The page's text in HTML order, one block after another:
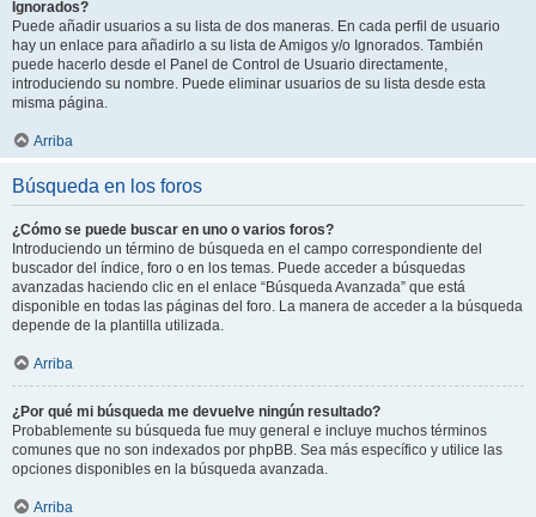
Ignorados?
Puede añadir usuarios a su lista de dos maneras. En cada perfil de usuario
hay un enlace para añadirlo a su lista de Amigos y/o Ignorados. También
puede hacerlo desde el Panel de Control de Usuario directamente,
introduciendo su nombre. Puede eliminar usuarios de su lista desde esta
misma página.
Arriba
Búsqueda en los foros
¿Cómo se puede buscar en uno o varios foros?
Introduciendo un término de búsqueda en el campo correspondiente del
buscador del índice, foro o en los temas. Puede acceder a búsquedas
avanzadas haciendo clic en el enlace “Búsqueda Avanzada” que está
disponible en todas las páginas del foro. La manera de acceder a la búsqueda
depende de la plantilla utilizada.
Arriba
¿Por qué mi búsqueda me devuelve ningún resultado?
Probablemente su búsqueda fue muy general e incluye muchos términos
comunes que no son indexados por phpBB. Sea más específico y utilice las
opciones disponibles en la búsqueda avanzada.
Arriba